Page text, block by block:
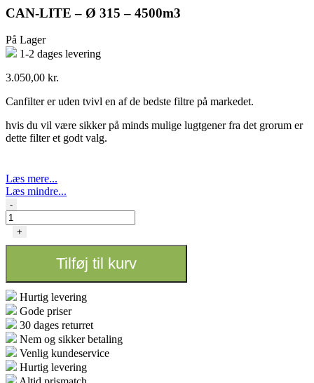
CAN-LITE – Ø 315 – 4500m3
På Lager
1-2 dages levering
3.050,00 kr.
Canfilter er uden tvivl en af de bedste filtre på markedet.
hvis du vil være sikker på minds mulige lugtgener fra det grorum er
dette filter et godt valg.
Læs mere...
Læs mindre...
CAN-
LITE
-
4500m3
antal
-
+
Tilføj til kurv
Hurtig levering
Gode priser
30 dages returret
Nem og sikker betaling
Venlig kundeservice
Hurtig levering